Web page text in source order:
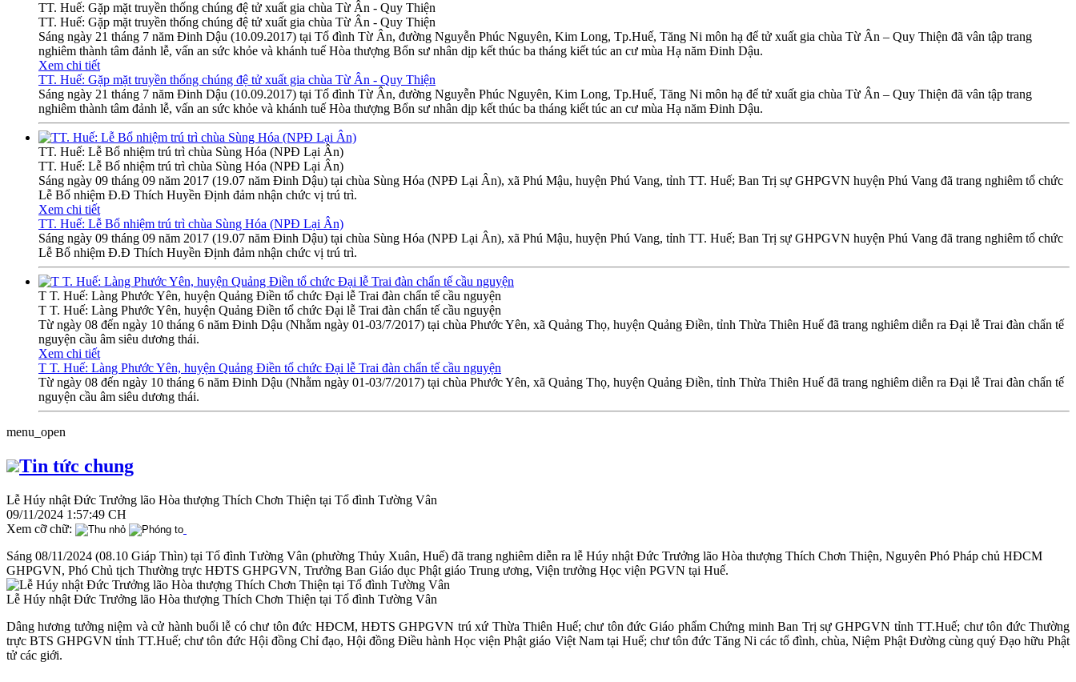
TT. Huế: Gặp mặt truyền thống chúng đệ tử xuất gia chùa Từ Ân - Quy Thiện
TT. Huế: Gặp mặt truyền thống chúng đệ tử xuất gia chùa Từ Ân - Quy Thiện
Sáng ngày 21 tháng 7 năm Đinh Dậu (10.09.2017) tại Tổ đình Từ Ân, đường Nguyễn Phúc Nguyên, Kim Long, Tp.Huế, Tăng Ni môn hạ để tử xuất gia chùa Từ Ân – Quy Thiện đã vân tập trang
nghiêm thành tâm đảnh lễ, vấn an sức khỏe và khánh tuế Hòa thượng Bổn sư nhân dịp kết thúc ba tháng kiết túc an cư mùa Hạ năm Đinh Dậu.
Xem chi tiết
TT. Huế: Gặp mặt truyền thống chúng đệ tử xuất gia chùa Từ Ân - Quy Thiện
Sáng ngày 21 tháng 7 năm Đinh Dậu (10.09.2017) tại Tổ đình Từ Ân, đường Nguyễn Phúc Nguyên, Kim Long, Tp.Huế, Tăng Ni môn hạ để tử xuất gia chùa Từ Ân – Quy Thiện đã vân tập trang
nghiêm thành tâm đảnh lễ, vấn an sức khỏe và khánh tuế Hòa thượng Bổn sư nhân dịp kết thúc ba tháng kiết túc an cư mùa Hạ năm Đinh Dậu.
TT. Huế: Lễ Bổ nhiệm trú trì chùa Sùng Hóa (NPĐ Lại Ân)
TT. Huế: Lễ Bổ nhiệm trú trì chùa Sùng Hóa (NPĐ Lại Ân)
Sáng ngày 09 tháng 09 năm 2017 (19.07 năm Đinh Dậu) tại chùa Sùng Hóa (NPĐ Lại Ân), xã Phú Mậu, huyện Phú Vang, tỉnh TT. Huế; Ban Trị sự GHPGVN huyện Phú Vang đã trang nghiêm tổ chức
Lễ Bổ nhiệm Đ.Đ Thích Huyền Định đảm nhận chức vị trú trì.
Xem chi tiết
TT. Huế: Lễ Bổ nhiệm trú trì chùa Sùng Hóa (NPĐ Lại Ân)
Sáng ngày 09 tháng 09 năm 2017 (19.07 năm Đinh Dậu) tại chùa Sùng Hóa (NPĐ Lại Ân), xã Phú Mậu, huyện Phú Vang, tỉnh TT. Huế; Ban Trị sự GHPGVN huyện Phú Vang đã trang nghiêm tổ chức
Lễ Bổ nhiệm Đ.Đ Thích Huyền Định đảm nhận chức vị trú trì.
T T. Huế: Làng Phước Yên, huyện Quảng Điền tổ chức Đại lễ Trai đàn chẩn tế cầu nguyện
T T. Huế: Làng Phước Yên, huyện Quảng Điền tổ chức Đại lễ Trai đàn chẩn tế cầu nguyện
Từ ngày 08 đến ngày 10 tháng 6 năm Đinh Dậu (Nhằm ngày 01-03/7/2017) tại chùa Phước Yên, xã Quảng Thọ, huyện Quảng Điền, tỉnh Thừa Thiên Huế đã trang nghiêm diễn ra Đại lễ Trai đàn chẩn tế
nguyện cầu âm siêu dương thái.
Xem chi tiết
T T. Huế: Làng Phước Yên, huyện Quảng Điền tổ chức Đại lễ Trai đàn chẩn tế cầu nguyện
Từ ngày 08 đến ngày 10 tháng 6 năm Đinh Dậu (Nhằm ngày 01-03/7/2017) tại chùa Phước Yên, xã Quảng Thọ, huyện Quảng Điền, tỉnh Thừa Thiên Huế đã trang nghiêm diễn ra Đại lễ Trai đàn chẩn tế
nguyện cầu âm siêu dương thái.
menu_open
Tin tức chung
Lễ Húy nhật Đức Trưởng lão Hòa thượng Thích Chơn Thiện tại Tổ đình Tường Vân
09/11/2024 1:57:49 CH
Xem cỡ chữ:
Sáng 08/11/2024 (08.10 Giáp Thìn) tại Tổ đình Tường Vân (phường Thủy Xuân, Huế) đã trang nghiêm diễn ra lễ Húy nhật Đức Trưởng lão Hòa thượng Thích Chơn Thiện, Nguyên Phó Pháp chủ HĐCM
GHPGVN, Phó Chủ tịch Thường trực HĐTS GHPGVN, Trưởng Ban Giáo dục Phật giáo Trung ương, Viện trưởng Học viện PGVN tại Huế.
Lễ Húy nhật Đức Trưởng lão Hòa thượng Thích Chơn Thiện tại Tổ đình Tường Vân
Dâng hương tưởng niệm và cử hành buổi lễ có chư tôn đức HĐCM, HĐTS GHPGVN trú xứ Thừa Thiên Huế; chư tôn đức Giáo phẩm Chứng minh Ban Trị sự GHPGVN tỉnh TT.Huế; chư tôn đức Thường
trực BTS GHPGVN tỉnh TT.Huế; chư tôn đức Hội đồng Chỉ đạo, Hội đồng Điều hành Học viện Phật giáo Việt Nam tại Huế; chư tôn đức Tăng Ni các tổ đình, chùa, Niệm Phật Đường cùng quý Đạo hữu Phật
tử các giới.